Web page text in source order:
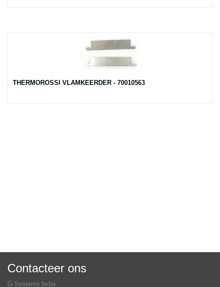
THERMOROSSI VLAMKEERDER - 70010563
Contacteer ons
G-Systems bvba